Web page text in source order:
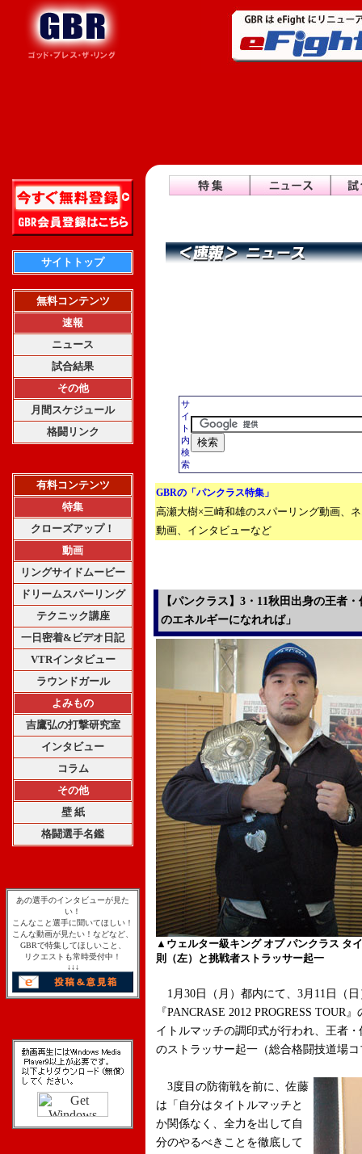
サイトトップ
無料コンテンツ
速報
ニュース
試合結果
その他
月間スケジュール
格闘リンク
有料コンテンツ
特集
クローズアップ！
動画
リングサイドムービー
ドリームスパーリング
テクニック講座
一日密着&ビデオ日記
VTRインタビュー
ラウンドガール
よみもの
吉鷹弘の打撃研究室
インタビュー
コラム
その他
壁 紙
格闘選手名鑑
あの選手のインタビューが見た
い！
こんなこと選手に聞いてほしい！
こんな動画が見たい！などなど、
GBRで特集してほしいこと、
リクエストも常時受付中！
↓↓↓
サ
イ
ト
内
検
索
GBRの「パンクラス特集」
高瀬大樹×三崎和雄のスパーリング動画、
動画、インタビューなど
【パンクラス】3・11秋田出身の王者
のエネルギーになれれば」
▲ウェルター級キング オブ パンクラス タ
則（左）と挑戦者ストラッサー起一
1月30日（月）都内にて、3月11日（
『PANCRASE 2012 PROGRESS
イトルマッチの調印式が行われ、王者
のストラッサー起一（総合格闘技道場
3度目の防衛戦を前に、佐藤
は「自分はタイトルマッチと
か関係なく、全力を出して自
分のやるべきことを徹底して